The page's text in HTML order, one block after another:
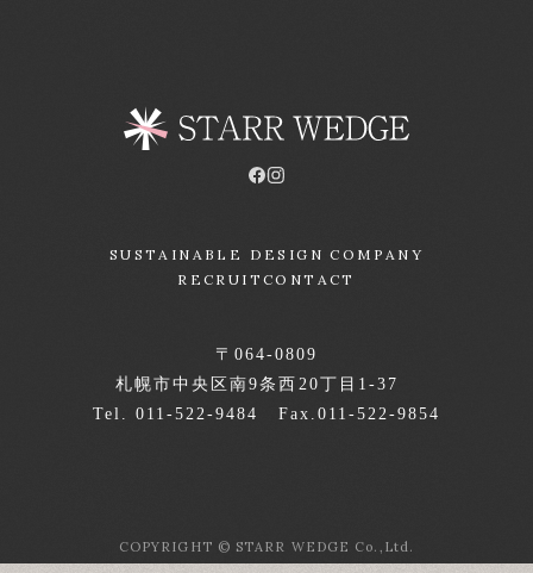
SUSTAINABLE DESIGN COMPANY
RECRUIT CONTACT
〒064-0809
札幌市中央区南9条西20丁目1-37
Tel. 011-522-9484 Fax.011-522-9854
COPYRIGHT © STARR WEDGE Co.,Ltd.